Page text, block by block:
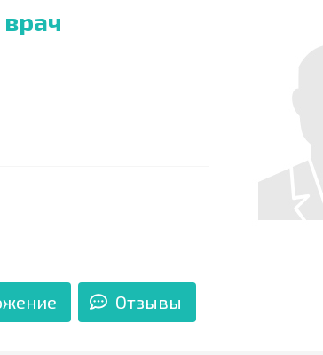
врач
Отзывы